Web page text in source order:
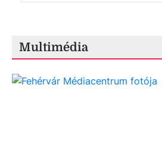
Multimédia